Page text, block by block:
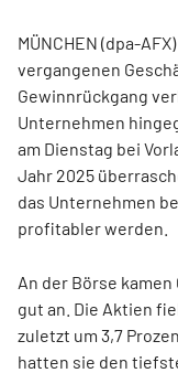
MÜNCHEN (dpa-
vergangenen
Gewinnrückgang
Unternehmen
am Dienstag bei
Jahr 2025
das Unternehmen
profitabler werden.
An der Börse
gut an. Die Aktien
zuletzt um 3,7
hatten sie den